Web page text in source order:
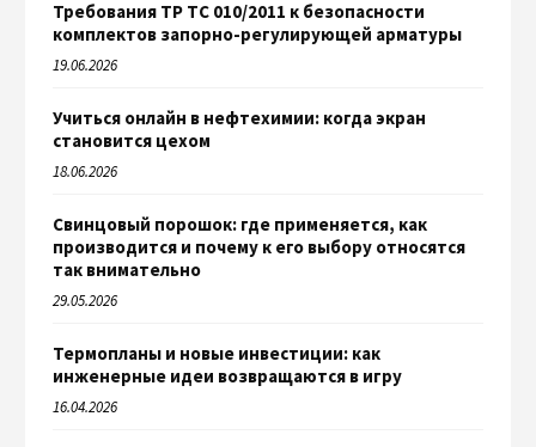
Требования ТР ТС 010/2011 к безопасности
комплектов запорно-регулирующей арматуры
19.06.2026
Учиться онлайн в нефтехимии: когда экран
становится цехом
18.06.2026
Свинцовый порошок: где применяется, как
производится и почему к его выбору относятся
так внимательно
29.05.2026
Термопланы и новые инвестиции: как
инженерные идеи возвращаются в игру
16.04.2026